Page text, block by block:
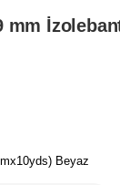
mm
Beyaz